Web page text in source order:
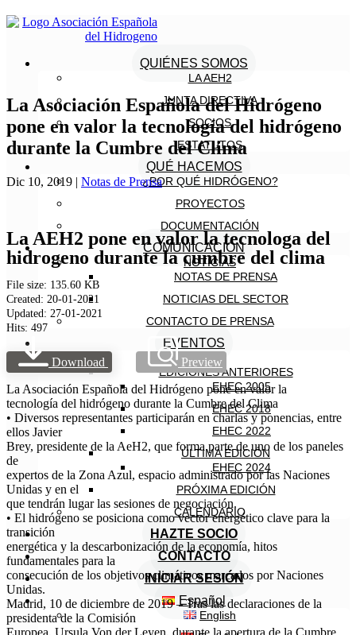
QUIÉNES SOMOS
LA AEH2
JUNTA DIRECTIVA
SOCIOS
ESTATUTOS
QUÉ HACEMOS
¿POR QUÉ HIDRÓGENO?
PROYECTOS
DOCUMENTACIÓN
COMUNICACIÓN
NOTICIAS
NOTAS DE PRENSA
NOTICIAS DEL SECTOR
CONTACTO DE PRENSA
EVENTOS
EHEC
EDICIONES ANTERIORES
EHEC 2005
EHEC 2018
EHEC 2022
ÚLTIMA EDICIÓN
EHEC 2024
PRÓXIMA EDICIÓN
CALENDARIO
HAZTE SOCIO
CONTACTO
INICIAR SESIÓN
Español
English
La Asociación Española del Hidrógeno
pone en valor la tecnología del hidrógeno
durante la Cumbre del Clima
Dic 10, 2019 | Notas de Prensa
La AEH2 pone en valor la tecnologa del
hidrogeno durante la cumbre del clima
File size: 135.60 KB
Created: 20-01-2021
Updated: 27-01-2021
Hits: 497
Download
Preview
La Asociación Española del Hidrógeno pone en valor la
tecnología del hidrógeno durante la Cumbre del Clima
• Diversos representantes participarán en charlas y ponencias, entre
ellos Javier
Brey, presidente de la AeH2, que forma parte de uno de los paneles
de
expertos de la Zona Azul, espacio administrado por las Naciones
Unidas y en el
que tendrán lugar las sesiones de negociación.
• El hidrógeno se posiciona como vector energético clave para la
transición
energética y la descarbonización de la economía, hitos
fundamentales para la
consecución de los objetivos climáticos marcados por Naciones
Unidas.
Madrid, 10 de diciembre de 2019 – Tras las declaraciones de la
presidenta de la Comisión
Europea, Ursula Von der Leyen, durante la apertura de la Cumbre